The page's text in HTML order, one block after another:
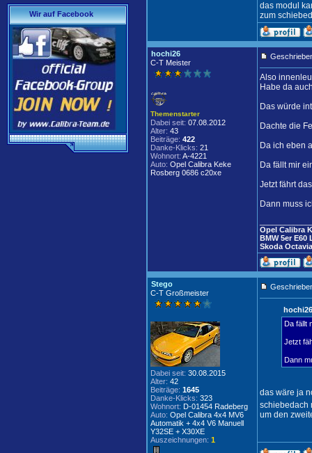
Wir auf Facebook
das modul
zum
hochi26
C-T Meister
Themenstarter
Dabei seit: 07.08.2012
Alter: 43
Beiträge: 422
Danke-Klicks: 21
Wohnort: A-4221
Auto: Opel Calibra Keke
Rosberg 0686 c20xe
Also
Habe da
Das würde
Dachte die
Da ich eben
Da fällt mir
Jetzt fährt
Dann muss
Opel Calibra
BMW 5er E60
Skoda
Stego
C-T Großmeister
Dabei seit: 30.08.2015
Alter: 42
Beiträge: 1645
Danke-Klicks: 323
Wohnort: D-01454 Radeberg
Auto: Opel Calibra 4x4 MV6
Automatik + 4x4 V6 Manuell
Y32SE + X30XE
Auszeichnungen: 1
Da fällt
Jetzt
Dann
das wäre ja
schiebedach
um den